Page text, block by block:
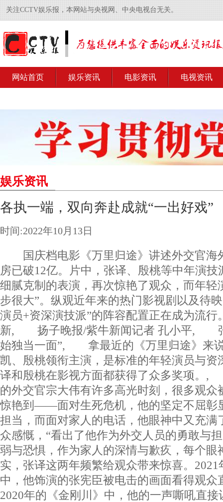
关注CCTV娱乐报，本网站与央视网、中央电视台无关。
网站首页 娱乐资讯 电影资讯 电视资讯
娱乐资讯
各执一端，双向奔赴成就“一出好戏”
时间:2022年10月13日
国庆档电影《万里归途》讲述外交官海
房已破12亿。片中，张译、殷桃等中年演
细腻克制的表演，再次惊艳了观众，而年轻
步很大”。纵观近年来的热门影视剧以及待
演员+资深演技派”的阵容配置正在成为流行
新, 扬子晚报/紫牛新闻记者 孔小平, 张
始独当一面”, 拿最近的《万里归途》来
凯、殷桃领衔主演，是标准的年轻演员与资
译和殷桃在影视方面都获得了众多奖项
的外交官宗大伟有许多高光时刻，很多观众
惊艳到——面对生死危机，他的坚定不屈彰
担当，而面对家人的电话，他眼神中又充满
众感慨，“看出了他作为外交人员的勇敢与
弱与恐惧，作为家人的深情与歉疚，每个
实，张译这两年频繁给观众带来惊喜。
中，他饰演的张宪臣被电击的画面看得观众
2020年的《金刚川》中，他的一声嘶吼